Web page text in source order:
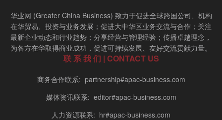
华业网 (Greater China Business) 致力于促进全球跨国公司、机构
在华贸易、投资与业务发展；促进大中华区业务交流与合作；关注
最新企业动态和行业趋势；分享经营与管理经验；传播卓越理念，
为各方在华取得商业成功，促进可持续发展、友好交流贡献力量。
联 系 我 们 | CONTACT US
商务合作联系: partnership#apac-business.com
媒体资讯联系: editor#apac-business.com
人力资源联系: hr#apac-business.com